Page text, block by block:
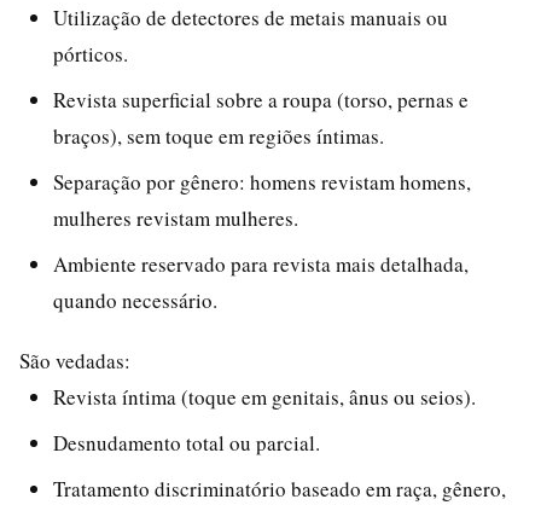
Utilização de detectores de metais manuais ou
pórticos.
Revista superficial sobre a roupa (torso, pernas e
braços), sem toque em regiões íntimas.
Separação por gênero: homens revistam homens,
mulheres revistam mulheres.
Ambiente reservado para revista mais detalhada,
quando necessário.
São vedadas:
Revista íntima (toque em genitais, ânus ou seios).
Desnudamento total ou parcial.
Tratamento discriminatório baseado em raça, gênero,